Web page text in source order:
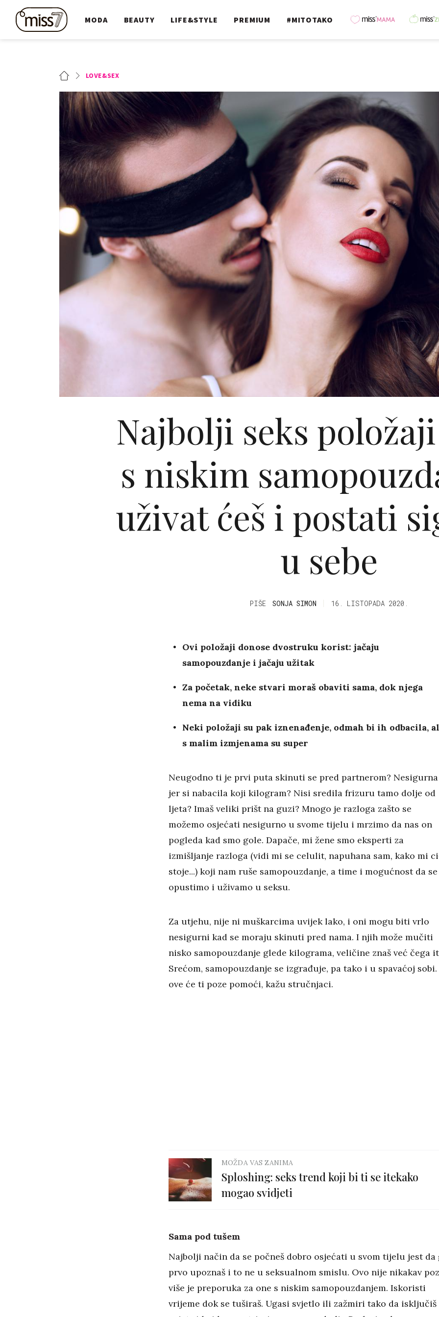
MODA BEAUTY LIFE&STYLE PREMIUM #MITOTAKO
LOVE&SEX
Najbolji seks
s niskim
uživat ćeš i postati
u sebe
PIŠE SONJA SIMON 16. LISTOPADA 2020.
Ovi položaji donose dvostruku korist: jačaju
samopouzdanje i jačaju užitak
Za početak, neke stvari moraš obaviti sama, dok njega
nema na vidiku
Neki položaji su pak iznenađenje, odmah bi ih odbacila,
s malim izmjenama su super
Neugodno ti je prvi puta skinuti se pred partnerom?
jer si nabacila koji kilogram? Nisi sredila frizuru tamo dolje od
ljeta? Imaš veliki prišt na guzi? Mnogo je razloga zašto se
možemo osjećati nesigurno u svome tijelu i mrzimo da nas on
pogleda kad smo gole. Dapače, mi žene smo eksperti za
izmišljanje razloga (vidi mi se celulit, napuhana sam, kako mi
stoje...) koji nam ruše samopouzdanje, a time i mogućnost da se
opustimo i uživamo u seksu.
Za utjehu, nije ni muškarcima uvijek lako, i oni mogu biti vrlo
nesigurni kad se moraju skinuti pred nama. I njih može mučiti
nisko samopouzdanje glede kilograma, veličine znaš već čega
Srećom, samopouzdanje se izgrađuje, pa tako i u spavaćoj sobi.
ove će ti poze pomoći, kažu stručnjaci.
MOŽDA VAS ZANIMA
Sploshing: seks trend koji bi ti se itekako
mogao svidjeti
Sama pod tušem
Najbolji način da se počneš dobro osjećati u svom tijelu jest da
prvo upoznaš i to ne u seksualnom smislu. Ovo nije nikakav
više je preporuka za one s niskim samopouzdanjem. Iskoristi
vrijeme dok se tuširaš. Ugasi svjetlo ili zažmiri tako da isključiš